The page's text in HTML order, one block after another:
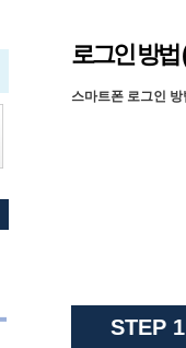
로그인 방법
스마트폰 로그인
STEP 1